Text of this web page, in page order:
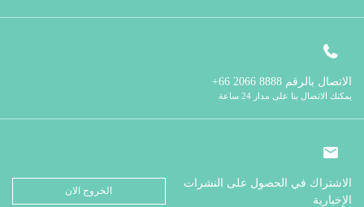
الاتصال بالرقم
يمكنك الاتصال بنا على مدار 24 ساعة
الاشتراك في الحصول على النشرات
الإخبارية
الخروج الان